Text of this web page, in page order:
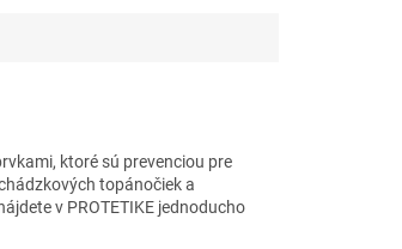
ktoré sú prevenciou pre
topánočiek a
v PROTETIKE jednoducho